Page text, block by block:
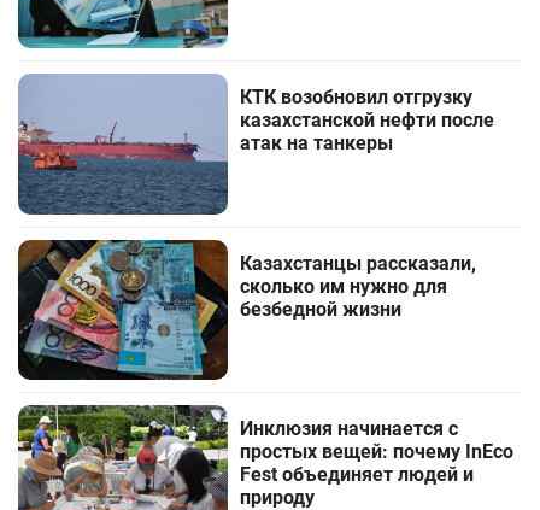
КТК возобновил отгрузку
казахстанской нефти после
атак на танкеры
Казахстанцы рассказали,
сколько им нужно для
безбедной жизни
Инклюзия начинается с
простых вещей: почему InEco
Fest объединяет людей и
природу